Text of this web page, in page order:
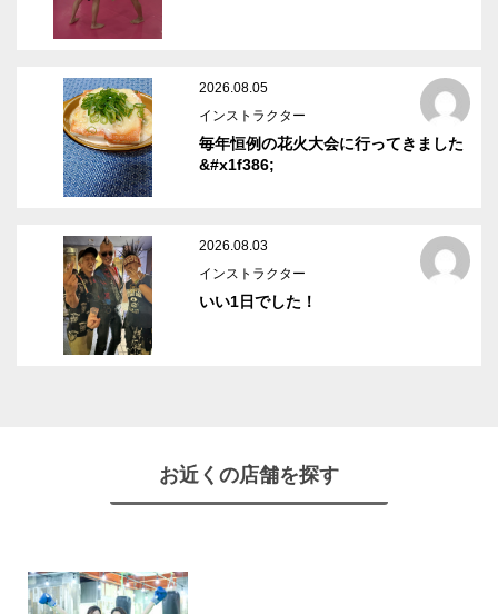
2026.08.05
インストラクター
毎年恒例の花火大会に行ってきました
&#x1f386;
2026.08.03
インストラクター
いい1日でした！
お近くの店舗を探す